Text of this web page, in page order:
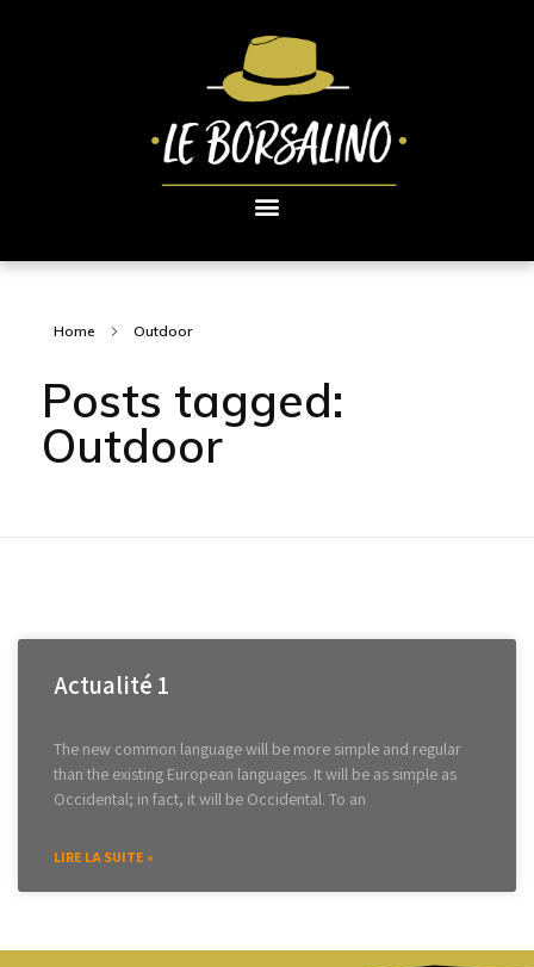
Home Outdoor
Posts tagged:
Outdoor
Actualité 1
The new common language will be more simple and regular
than the existing European languages. It will be as simple as
Occidental; in fact, it will be Occidental. To an
LIRE LA SUITE »